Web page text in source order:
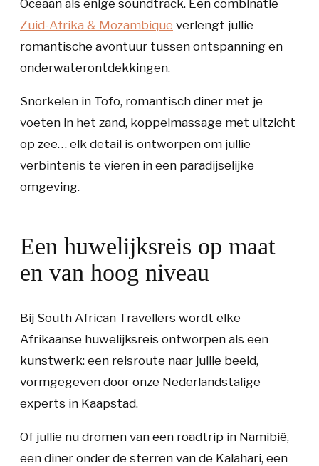
Oceaan als enige soundtrack. Een combinatie
Zuid-Afrika & Mozambique verlengt jullie
romantische avontuur tussen ontspanning en
onderwaterontdekkingen.
Snorkelen in Tofo, romantisch diner met je
voeten in het zand, koppelmassage met uitzicht
op zee… elk detail is ontworpen om jullie
verbintenis te vieren in een paradijselijke
omgeving.
Een huwelijksreis op maat
en van hoog niveau
Bij South African Travellers wordt elke
Afrikaanse huwelijksreis ontworpen als een
kunstwerk: een reisroute naar jullie beeld,
vormgegeven door onze Nederlandstalige
experts in Kaapstad.
Of jullie nu dromen van een roadtrip in Namibië,
een diner onder de sterren van de Kalahari, een